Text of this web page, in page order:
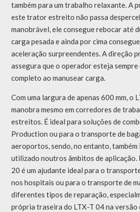
também para um trabalho relaxante. A
este trator estreito não passa
manobrável, ele consegue rebocar até
carga pesada e ainda por cima
aceleração surpreendentes. A direção
assegura que o operador esteja
completo ao manusear carga.
Com uma largura de apenas 600 mm, o
manobra mesmo em corredores de
estreitos. É ideal para soluções de
Production ou para o transporte de
aeroportos, sendo, no entanto, também
utilizado noutros âmbitos de aplicação.
20 é um ajudante ideal para o
nos hospitais ou para o transporte de
diferentes tipos de reparação,
própria traseira do LTX-T 04 na versão